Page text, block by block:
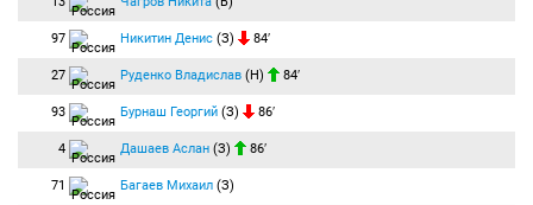
97 Никитин Денис (З) 84′
27 Руденко Владислав (Н) 84′
93 Бурнаш Георгий (З) 86′
4 Дашаев Аслан (З) 86′
71 Багаев Михаил (З)